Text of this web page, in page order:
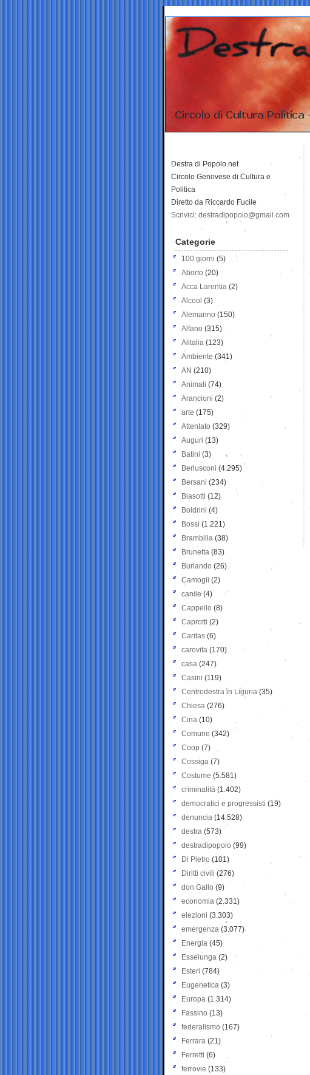
Destra di Popolo.net
Circolo Genovese di Cultura e
Politica
Diretto da Riccardo Fucile
Scrivici: destradipopolo@gmail.com
Categorie
100 giorni (5)
Aborto (20)
Acca Larentia (2)
Alcool (3)
Alemanno (150)
Alfano (315)
Alitalia (123)
Ambiente (341)
AN (210)
Animali (74)
Arancioni (2)
arte (175)
Attentato (329)
Auguri (13)
Batini (3)
Berlusconi (4.295)
Bersani (234)
Biasotti (12)
Boldrini (4)
Bossi (1.221)
Brambilla (38)
Brunetta (83)
Burlando (26)
Camogli (2)
canile (4)
Cappello (8)
Caprotti (2)
Caritas (6)
carovita (170)
casa (247)
Casini (119)
Centrodestra in Liguria (35)
Chiesa (276)
Cina (10)
Comune (342)
Coop (7)
Cossiga (7)
Costume (5.581)
criminalità (1.402)
democratici e progressisti (19)
denuncia (14.528)
destra (573)
destradipopolo (99)
Di Pietro (101)
Diritti civili (276)
don Gallo (9)
economia (2.331)
elezioni (3.303)
emergenza (3.077)
Energia (45)
Esselunga (2)
Esteri (784)
Eugenetica (3)
Europa (1.314)
Fassino (13)
federalismo (167)
Ferrara (21)
Ferretti (6)
ferrovie (133)